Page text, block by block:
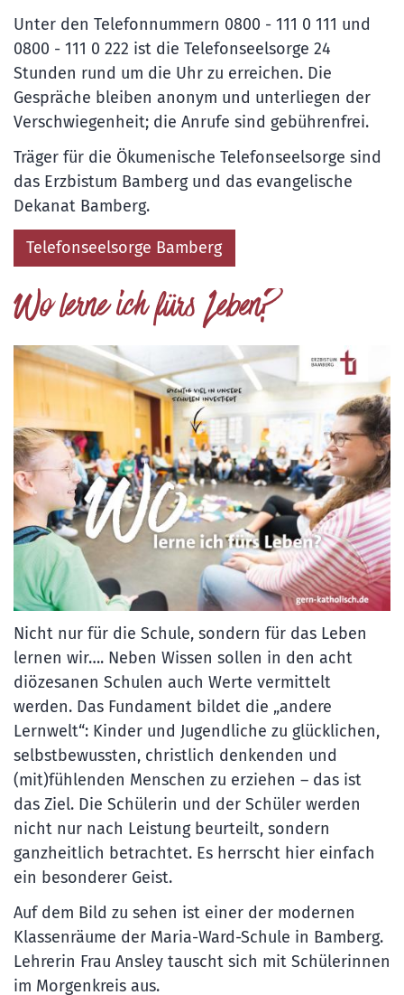
Unter den Telefonnummern 0800 - 111 0 111 und
0800 - 111 0 222 ist die Telefonseelsorge 24
Stunden rund um die Uhr zu erreichen. Die
Gespräche bleiben anonym und unterliegen der
Verschwiegenheit; die Anrufe sind gebührenfrei.
Träger für die Ökumenische Telefonseelsorge sind
das Erzbistum Bamberg und das evangelische
Dekanat Bamberg.
Telefonseelsorge Bamberg
Wo lerne ich fürs Leben?
Nicht nur für die Schule, sondern für das Leben
lernen wir…. Neben Wissen sollen in den acht
diözesanen Schulen auch Werte vermittelt
werden. Das Fundament bildet die „andere
Lernwelt“: Kinder und Jugendliche zu glücklichen,
selbstbewussten, christlich denkenden und
(mit)fühlenden Menschen zu erziehen – das ist
das Ziel. Die Schülerin und der Schüler werden
nicht nur nach Leistung beurteilt, sondern
ganzheitlich betrachtet. Es herrscht hier einfach
ein besonderer Geist.
Auf dem Bild zu sehen ist einer der modernen
Klassenräume der Maria-Ward-Schule in Bamberg.
Lehrerin Frau Ansley tauscht sich mit Schülerinnen
im Morgenkreis aus.